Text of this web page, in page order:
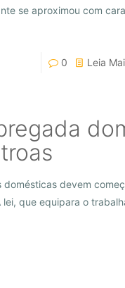
se aproximou com cara
0 Leia
devem
que equipara o